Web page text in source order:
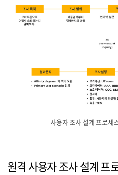
사용자 조사 설계 프로세
원격 사용자 조사 설계 프